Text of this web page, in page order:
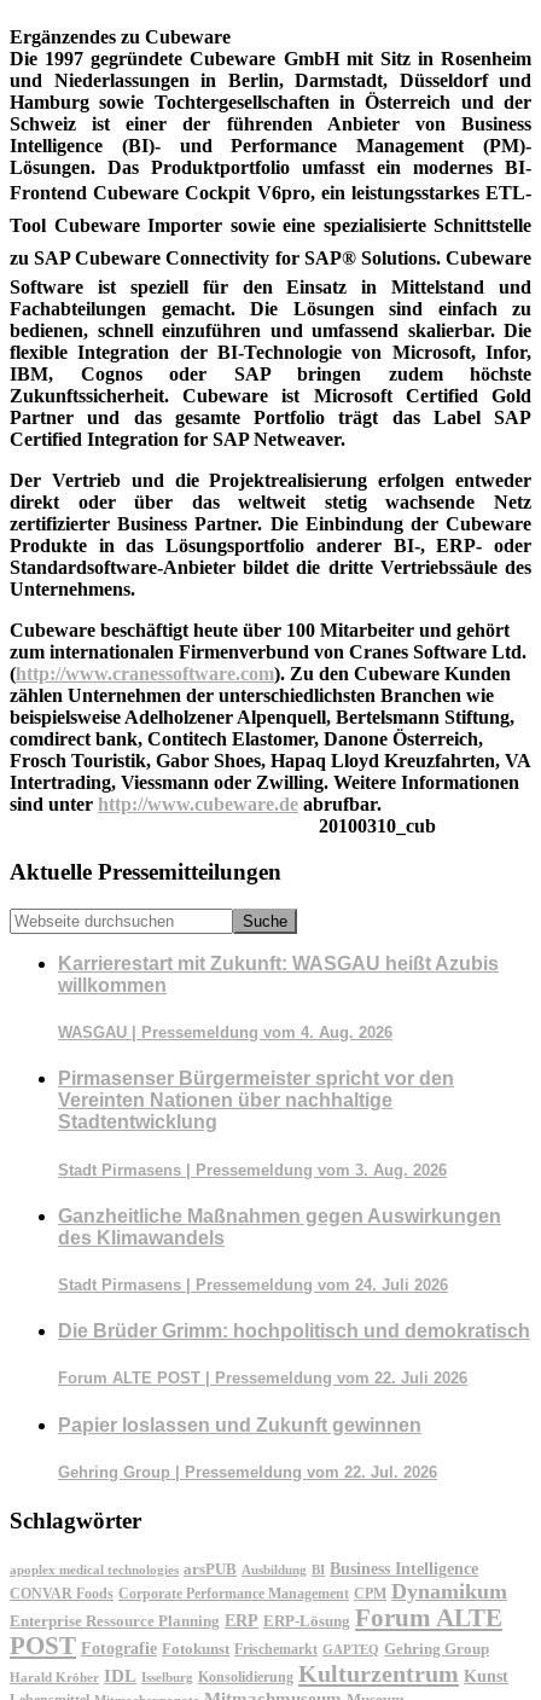
Ergänzendes zu Cubeware
Die 1997 gegründete Cubeware GmbH mit Sitz in Rosenheim
und Niederlassungen in Berlin, Darmstadt, Düsseldorf und
Hamburg sowie Tochtergesellschaften in Österreich und der
Schweiz ist einer der führenden Anbieter von Business
Intelligence (BI)- und Performance Management (PM)-
Lösungen. Das Produktportfolio umfasst ein modernes BI-
Frontend Cubeware Cockpit V6pro, ein leistungsstarkes ETL-
Tool Cubeware Importer sowie eine spezialisierte Schnittstelle
zu SAP Cubeware Connectivity for SAP® Solutions. Cubeware
Software ist speziell für den Einsatz in Mittelstand und
Fachabtei­lungen gemacht. Die Lösungen sind einfach zu
bedienen, schnell einzuführen und umfassend skalierbar. Die
flexible Integration der BI-Technologie von Microsoft, Infor,
IBM, Cognos oder SAP bringen zudem höchste
Zukunftssicherheit. Cubeware ist Microsoft Certified Gold
Partner und das gesamte Portfolio trägt das Label SAP
Certified Integration for SAP Netweaver.
Der Vertrieb und die Projektrealisierung erfolgen entweder
direkt oder über das weltweit stetig wachsende Netz
zertifizierter Business Partner. Die Einbindung der Cubeware
Produkte in das Lösungsportfolio anderer BI-, ERP- oder
Standardsoftware-Anbieter bildet die dritte Vertriebssäule des
Unternehmens.
Cubeware beschäftigt heute über 100 Mitarbeiter und gehört
zum internationalen Firmenverbund von Cranes Software Ltd.
(http://www.cranessoftware.com). Zu den Cubeware Kunden
zählen Unternehmen der unterschiedlichsten Branchen wie
beispiels­weise Adelholzener Alpenquell, Bertelsmann Stiftung,
comdirect bank, Contitech Elastomer, Danone Österreich,
Frosch Touristik, Gabor Shoes, Hapaq Lloyd Kreuzfahr­ten, VA
Intertrading, Viessmann oder Zwilling. Weitere Informationen
sind unter http://www.cubeware.de abrufbar.
20100310_cub
Seitenspalte
Aktuelle Pressemitteilungen
Webseite
durchsuchen
Karrierestart mit Zukunft: WASGAU heißt Azubis
willkommen
WASGAU | Pressemeldung vom 4. Aug. 2026
Pirmasenser Bürgermeister spricht vor den
Vereinten Nationen über nachhaltige
Stadtentwicklung
Stadt Pirmasens | Pressemeldung vom 3. Aug. 2026
Ganzheitliche Maßnahmen gegen Auswirkungen
des Klimawandels
Stadt Pirmasens | Pressemeldung vom 24. Juli 2026
Die Brüder Grimm: hochpolitisch und demokratisch
Forum ALTE POST | Pressemeldung vom 22. Juli 2026
Papier loslassen und Zukunft gewinnen
Gehring Group | Pressemeldung vom 22. Jul. 2026
Schlagwörter
apoplex medical technologies arsPUB Ausbildung BI Business Intelligence
CONVAR Foods Corporate Performance Management CPM Dynamikum
Enterprise Ressource Planning ERP ERP-Lösung Forum ALTE
POST Fotografie Fotokunst Frischemarkt GAPTEQ Gehring Group
Harald Kröher IDL Isselburg Konsolidierung Kulturzentrum Kunst